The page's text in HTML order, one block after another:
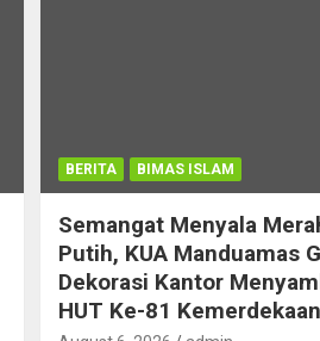
BERITA BIMAS ISLAM
Semangat Menyala
Putih, KUA Manduamas
Dekorasi Kantor
HUT Ke-81